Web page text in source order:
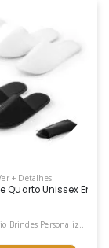
+ Detalhes
Quarto Unissex Em
Personalizados